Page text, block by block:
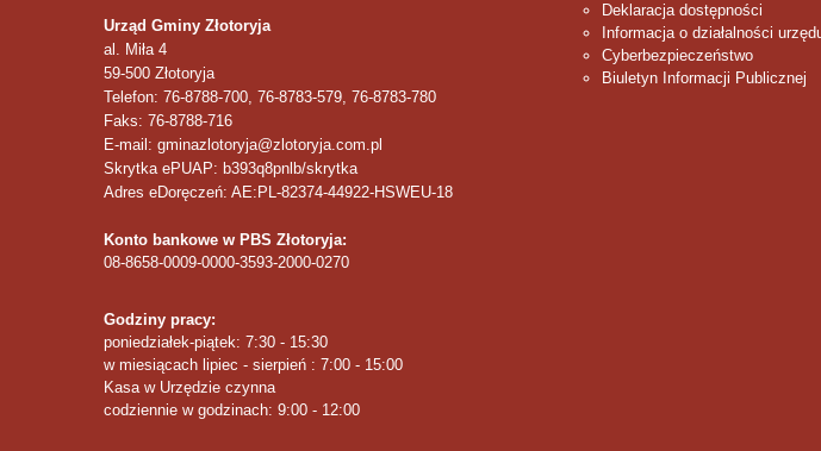
Urząd Gminy Złotoryja
al. Miła 4
59-500 Złotoryja
Telefon: 76-8788-700, 76-8783-579, 76-8783-780
Faks: 76-8788-716
E-mail: gminazlotoryja@zlotoryja.com.pl
Skrytka ePUAP: b393q8pnlb/skrytka
Adres eDoręczeń: AE:PL-82374-44922-HSWEU-18
Konto bankowe w PBS Złotoryja:
08-8658-0009-0000-3593-2000-0270
Godziny pracy:
poniedziałek-piątek: 7:30 - 15:30
w miesiącach lipiec - sierpień : 7:00 - 15:00
Kasa w Urzędzie czynna
codziennie w godzinach: 9:00 - 12:00
Deklaracja dostępności
Informacja o działalności
Cyberbezpieczeństwo
Biuletyn Informacji Publicznej